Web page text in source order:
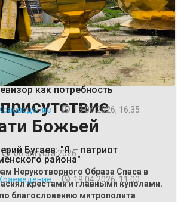
Божьей
06 августа 2026
Нерукотворного Образа Спаса в
крестами и главными куполами.
благословению митрополита
как потребность
13 06 2026, 16:35
Бугаев: "Я – патриот
района"
19 04 2026, 11:00